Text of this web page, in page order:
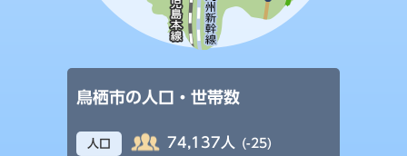
鳥栖市の人口・世帯数
人口 74,137人 (-25)